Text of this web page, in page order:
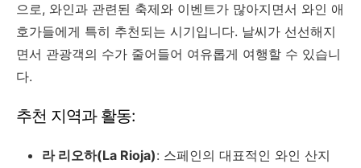
으로, 와인과 관련된 축제와 이벤트가 많아지면서 와인 애
호가들에게 특히 추천되는 시기입니다. 날씨가 선선해지
면서 관광객의 수가 줄어들어 여유롭게 여행할 수 있습니
다.
추천 지역과 활동:
라 리오하(La Rioja): 스페인의 대표적인 와인 산지